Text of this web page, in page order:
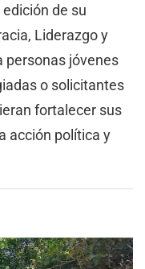
de su
Liderazgo y
personas jóvenes
o solicitantes
fortalecer sus
acción política y